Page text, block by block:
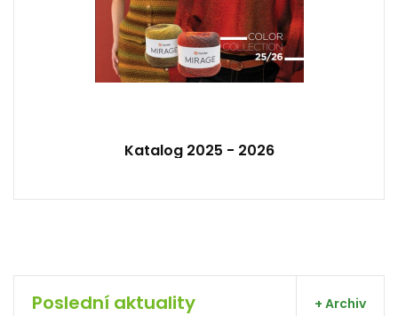
Katalog 2025 - 2026
Poslední aktuality + Archiv